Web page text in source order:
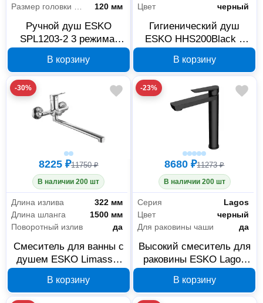
120 мм
Ручной душ ESKO
SPL1203-2 3 режима,
В корзину
Цвет
черный
Гигиенический душ
ESKO HHS200Black 1
В корзину
-30%
8225 ₽11750 ₽
В наличии 200 шт
Длина излива
322 мм
Длина шланга
1500 мм
Поворотный излив
да
Смеситель для ванны с
душем ESKO Limassol
В корзину
-23%
8680 ₽11273 ₽
В наличии 200 шт
Серия
Lagos
Цвет
черный
Для раковины чаши
да
Высокий смеситель для
раковины ESKO Lagos
В корзину